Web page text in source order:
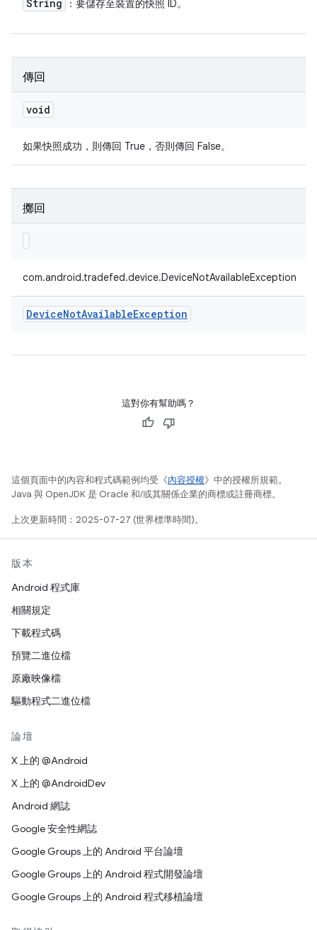
String ：要儲存至裝置的快照 ID。
傳回
void
如果快照成功，則傳回 True，否則傳回 False。
擲回
com.android.tradefed.device.DeviceNotAvailableException
DeviceNotAvailableException
這對你有幫助嗎？
這個頁面中的內容和程式碼範例均受《內容授權》中的授權所規範。
Java 與 OpenJDK 是 Oracle 和/或其關係企業的商標或註冊商標。
上次更新時間：2025-07-27 (世界標準時間)。
版本
Android 程式庫
相關規定
下載程式碼
預覽二進位檔
原廠映像檔
驅動程式二進位檔
論壇
X 上的 @Android
X 上的 @AndroidDev
Android 網誌
Google 安全性網誌
Google Groups 上的 Android 平台論壇
Google Groups 上的 Android 程式開發論壇
Google Groups 上的 Android 程式移植論壇